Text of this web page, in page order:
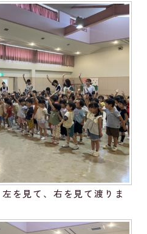
を見て、右を見て渡りま